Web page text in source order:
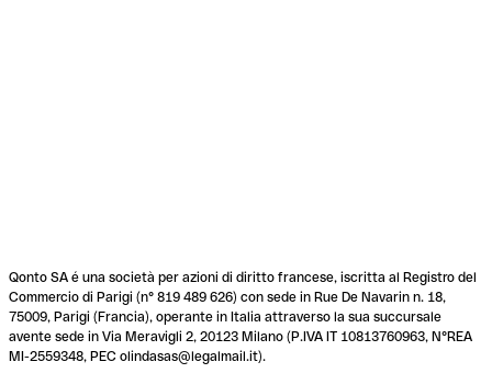
Qonto SA é una società per azioni di diritto francese, iscritta al Registro del
Commercio di Parigi (n° 819 489 626) con sede in Rue De Navarin n. 18,
75009, Parigi (Francia), operante in Italia attraverso la sua succursale
avente sede in Via Meravigli 2, 20123 Milano (P.IVA IT 10813760963, N°REA
MI-2559348, PEC olindasas@legalmail.it).